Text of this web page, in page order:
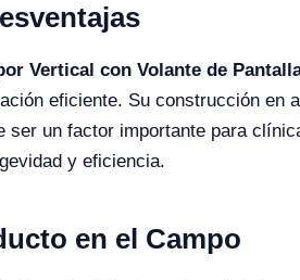
Vertical con Volante de
eficiente. Su construcción en
ser un factor importante para
y eficiencia.
en el Campo